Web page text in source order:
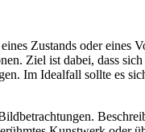
Zustands oder eines
Ziel ist dabei, dass
Im Idealfall sollte es